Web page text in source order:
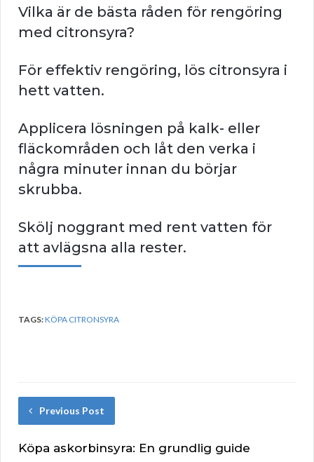
Vilka är de bästa råden för rengöring
med citronsyra?
För effektiv rengöring, lös citronsyra i
hett vatten.
Applicera lösningen på kalk- eller
fläckområden och låt den verka i
några minuter innan du börjar
skrubba.
Skölj noggrant med rent vatten för
att avlägsna alla rester.
TAGS:KÖPA CITRONSYRA
Previous Post
Köpa askorbinsyra: En grundlig guide